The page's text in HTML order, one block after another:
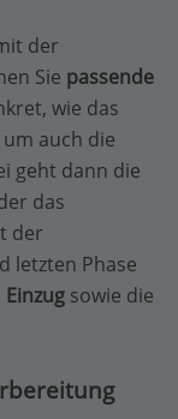
der
Sie passende
wie das
auch die
geht dann die
das
der
letzten Phase
Einzug sowie die